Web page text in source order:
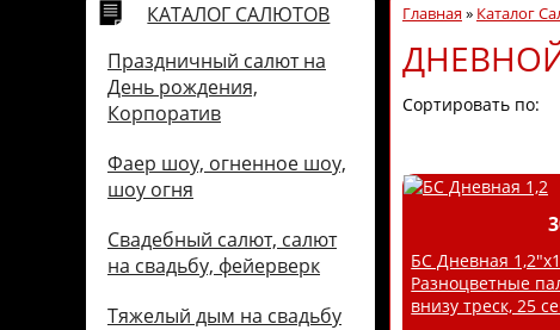
КАТАЛОГ САЛЮТОВ
Праздничный салют на
День рождения,
Корпоратив
Фаер шоу, огненное шоу,
шоу огня
Свадебный салют, салют
на свадьбу, фейерверк
Тяжелый дым на свадьбу
Главная» Каталог
Сортировать по:
БС Дневная
Разноцветные
внизу треск, 25